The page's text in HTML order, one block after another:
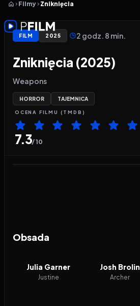
Filmy Zniknięcia
FILM 2025 2 godz. 8 min.
Zniknięcia (2025)
Weapons
HORROR TAJEMNICA
OCENA FILMU (TMDB)
7.3/ 10
Obsada
Julia Garner
Justine
Josh Brolin
Archer